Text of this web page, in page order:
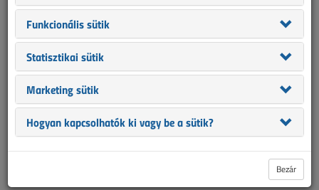
Táblázatunkban az ABB, az ANAHEIM, a Circontrol, az Elektro Profi,
Funkcionális sütik
Statisztikai sütik
Marketing sütik
Hogyan kapcsolhatók ki vagy be a sütik?
Bezár